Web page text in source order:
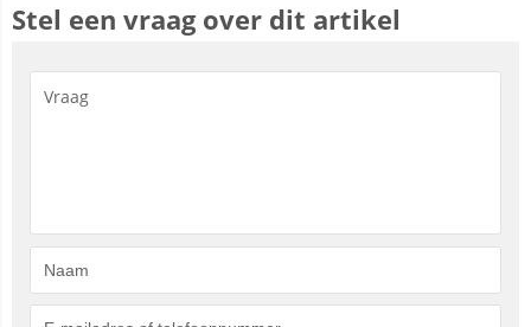
Stel een vraag over dit artikel